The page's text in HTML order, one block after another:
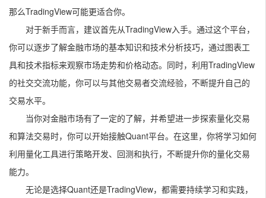
那么TradingView可能更适合你。
对于新手而言，建议首先从TradingView入手。通过这个平台，
你可以逐步了解金融市场的基本知识和技术分析技巧，通过图表工
具和技术指标来观察市场走势和价格动态。同时，利用TradingView
的社交交流功能，你可以与其他交易者交流经验，不断提升自己的
交易水平。
当你对金融市场有了一定的了解，并希望进一步探索量化交易
和算法交易时，你可以开始接触Quant平台。在这里，你将学习如何
利用量化工具进行策略开发、回测和执行，不断提升你的量化交易
能力。
无论是选择Quant还是TradingView，都需要持续学习和实践，